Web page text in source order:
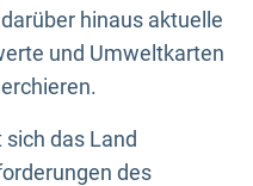
hinaus aktuelle
und Umweltkarten
das Land
des